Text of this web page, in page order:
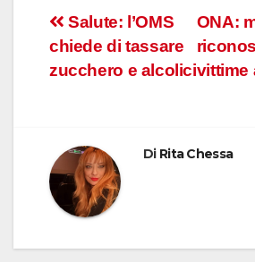
Navigazione
articoli
ONA:
vittime
Salute: l’OMS
chiede di tassare
zucchero e alcolici
Di Rita Chessa